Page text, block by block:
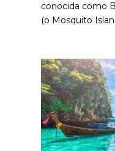
conocida como
(o Mosquito